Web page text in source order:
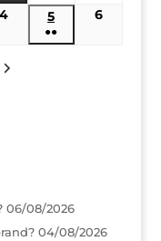
(2
begivenheder)
4 04/09/2026
5 05/09/2026
●●
606/09/
06/08/2026
04/08/2026